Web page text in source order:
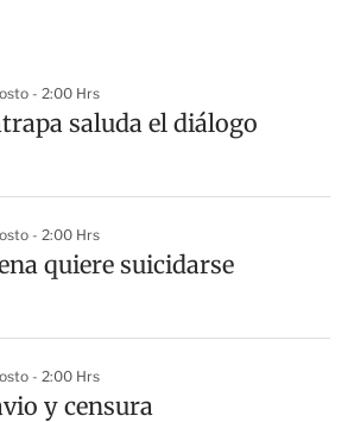
- 2:00 Hrs
saluda el diálogo
- 2:00 Hrs
quiere suicidarse
- 2:00 Hrs
y censura